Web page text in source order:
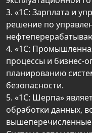
3. «1С: Зарплата и
решение по
4. «1С:
процессы и бизнес-
планированию
безопасности.
5. «1С: Шерпа»
обработки данных,